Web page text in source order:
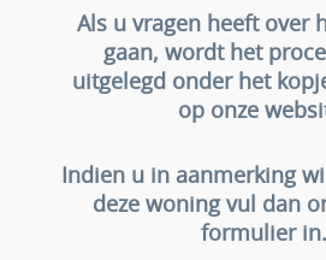
Als u vragen heeft over
gaan, wordt het
uitgelegd onder het
op onze
Indien u in aanmerking
deze woning vul dan
formulier in.